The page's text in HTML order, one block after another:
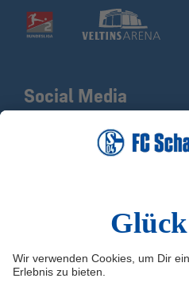
Impressum
Social Media